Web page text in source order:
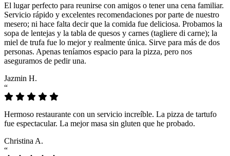
El lugar perfecto para reunirse con amigos o tener una cena familiar.
Servicio rápido y excelentes recomendaciones por parte de nuestro
mesero; ni hace falta decir que la comida fue deliciosa. Probamos la
sopa de lentejas y la tabla de quesos y carnes (tagliere di carne); la
miel de trufa fue lo mejor y realmente única. Sirve para más de dos
personas. Apenas teníamos espacio para la pizza, pero nos
aseguramos de pedir una.
Jazmin H.
“
Hermoso restaurante con un servicio increíble. La pizza de tartufo
fue espectacular. La mejor masa sin gluten que he probado.
Christina A.
“